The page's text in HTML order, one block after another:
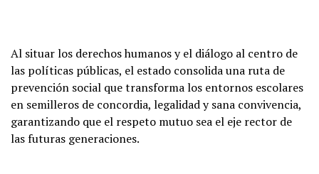
Al situar los derechos humanos y el diálogo al centro de
las políticas públicas, el estado consolida una ruta de
prevención social que transforma los entornos escolares
en semilleros de concordia, legalidad y sana convivencia,
garantizando que el respeto mutuo sea el eje rector de
las futuras generaciones.